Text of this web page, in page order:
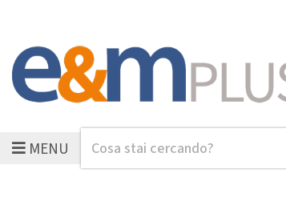
MENUCerca